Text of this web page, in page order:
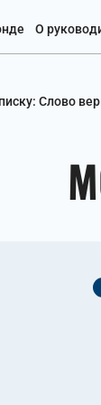
О
Слово